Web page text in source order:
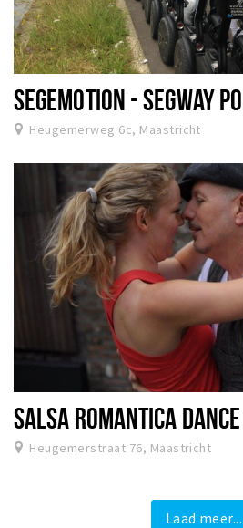
SEGEMOTION - SEGWAY
Heugemerweg 6c, Maastricht
SALSA ROMANTICA
Heugemerstraat 76, Maastricht
Laad meer...